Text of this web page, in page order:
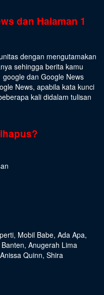
dan Halaman 1
dengan mengutamakan
sehingga berita kamu
dan Google News
News, apabila kata kunci
kali didalam tulisan
, Mobil Babe, Ada Apa,
, Anugerah Lima
Anissa Quinn, Shira